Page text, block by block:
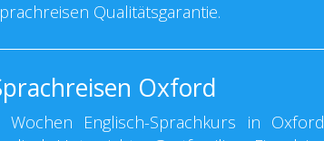
Qualitätsgarantie.
Oxford
Wochen Englisch-Sprachkurs in